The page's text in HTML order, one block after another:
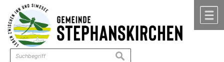
Zum Inhalt ,zur Navigation
suchen